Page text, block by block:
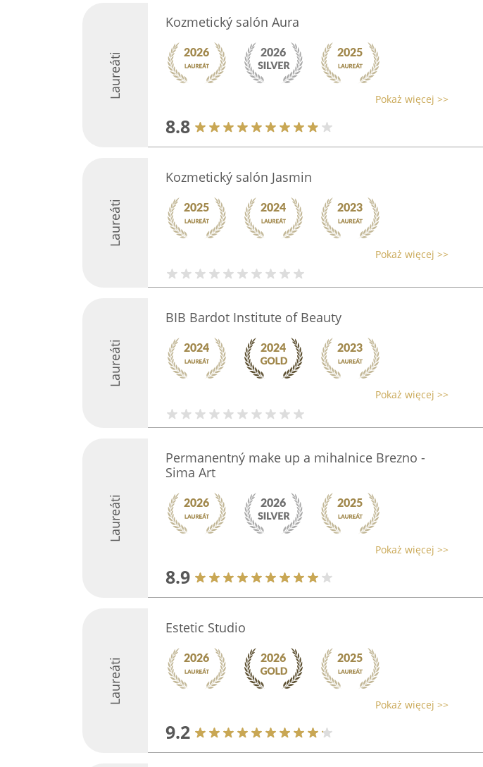
Laureáti
Kozmetický salón Aura
Pokaż więcej >>
8.8
Laureáti
Kozmetický salón Jasmin
Pokaż więcej >>
Laureáti
BIB Bardot Institute of Beauty
Pokaż więcej >>
Laureáti
Permanentný make up a mihalnice Brezno -
Sima Art
Pokaż więcej >>
8.9
Laureáti
Estetic Studio
Pokaż więcej >>
9.2